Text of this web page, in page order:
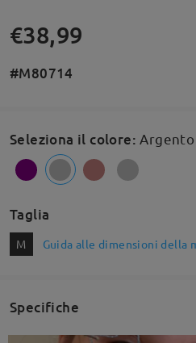
€38,99
#M80714
Seleziona il colore:
Taglia
M Guida alle dimensioni della
Specifiche